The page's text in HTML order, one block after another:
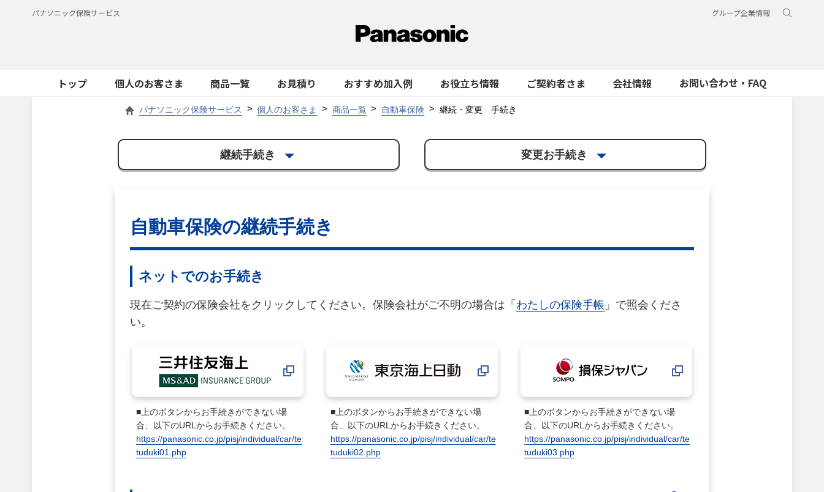
パナソニック保険サービス グループ企業情報
トップ 個人のお客さま 商品一覧 お見積り おすすめ加入例 お役立ち情報 ご契約者さま 会社情報 お問い合わせ・FAQ
パナソニック保険サービス 個人のお客さま 商品一覧 自動車保険 継続・変更 手続き
継続手続き 変更お手続き
自動車保険の継続手続き
ネットでのお手続き
現在ご契約の保険会社をクリックしてください。保険会社がご不明の場合は「 わたしの保険手帳 」で照会くださ
い。
■上のボタンからお手続きができない場
合、以下のURLからお手続きください。
https://panasonic.co.jp/pisj/individual/car/te
tuduki01.php
■上のボタンからお手続きができない場
合、以下のURLからお手続きください。
https://panasonic.co.jp/pisj/individual/car/te
tuduki02.php
■上のボタンからお手続きができない場
合、以下のURLからお手続きください。
https://panasonic.co.jp/pisj/individual/car/te
tuduki03.php